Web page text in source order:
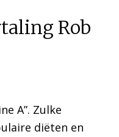
Rob
A”. Zulke
diëten en